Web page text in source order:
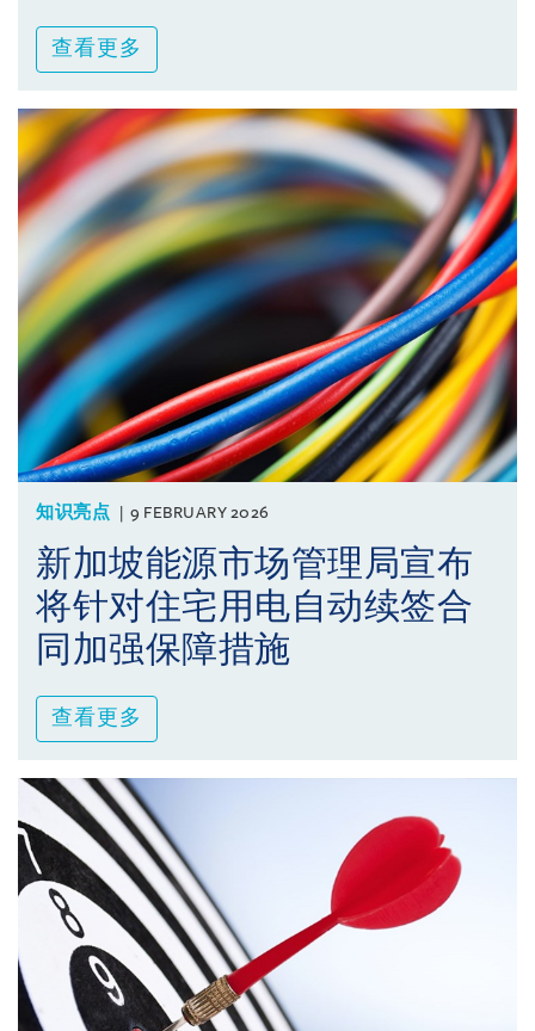
查看更多
知识亮点 9 FEBRUARY 2026
新加坡能源市场管理局宣布
将针对住宅用电自动续签合
同加强保障措施
查看更多